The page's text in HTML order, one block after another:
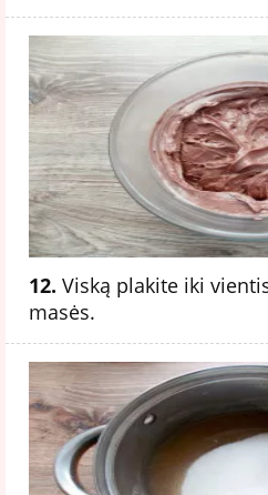
12. Viską plakite iki
masės.